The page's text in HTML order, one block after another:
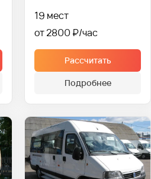
19 мест
от 2800 ₽
Рассчитать
Подробнее